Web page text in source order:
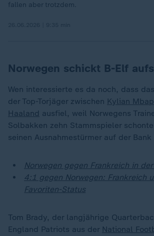
fallen aber trotzdem.
Norwegen schickt B-Elf
Wen interessierte es da noch, dass
der Top-Torjäger zwischen Kylian
Haaland ausfiel, weil Norwegens
Solbakken zehn Stammspieler
seinen Ausnahmestürmer auf der Bank
Norwegen gegen Frankreich in
4:1 gegen Norwegen: Frankreich
Favoriten-Status
Tom Brady, der langjährige
England Patriots aus der National